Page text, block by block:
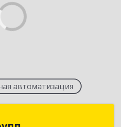
автоматизация